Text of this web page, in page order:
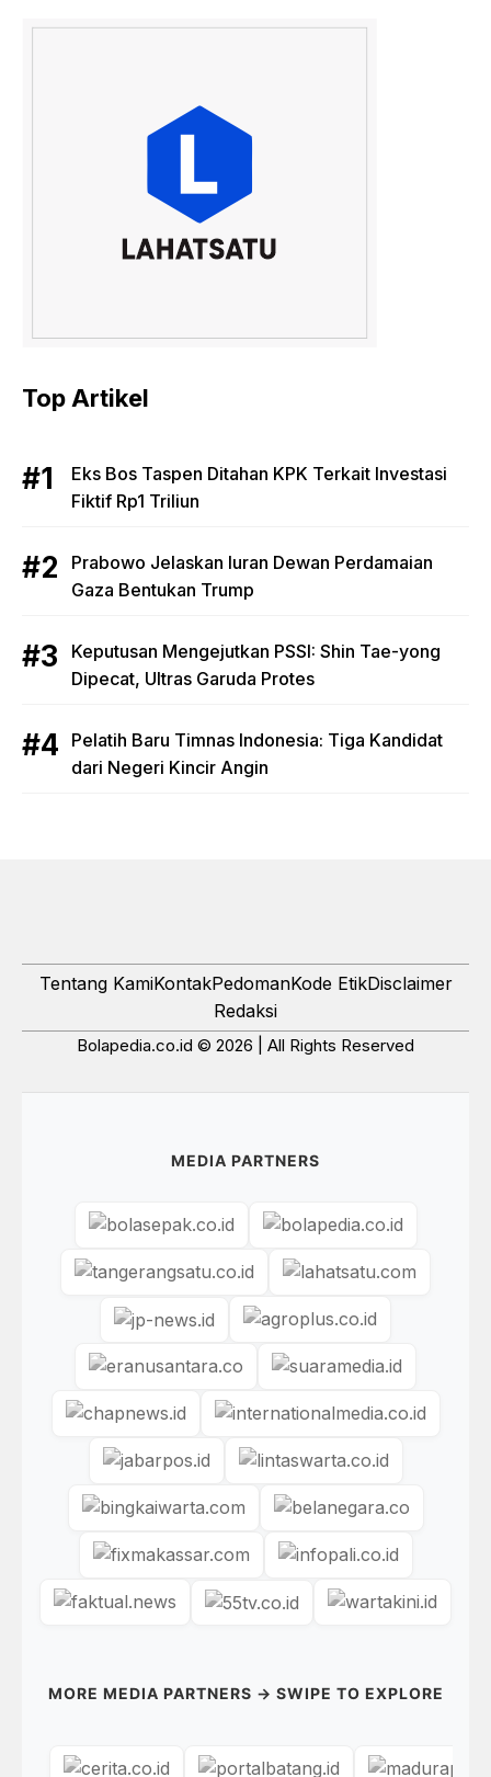
Top Artikel
Eks Bos Taspen Ditahan KPK Terkait Investasi
Fiktif Rp1 Triliun
Prabowo Jelaskan Iuran Dewan Perdamaian
Gaza Bentukan Trump
Keputusan Mengejutkan PSSI: Shin Tae-yong
Dipecat, Ultras Garuda Protes
Pelatih Baru Timnas Indonesia: Tiga Kandidat
dari Negeri Kincir Angin
Tentang KamiKontakPedomanKode EtikDisclaimer
Redaksi
Bolapedia.co.id © 2026 | All Rights Reserved
MEDIA PARTNERS
MORE MEDIA PARTNERS → SWIPE TO EXPLORE